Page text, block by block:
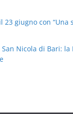
23 giugno con
San Nicola di Bari: